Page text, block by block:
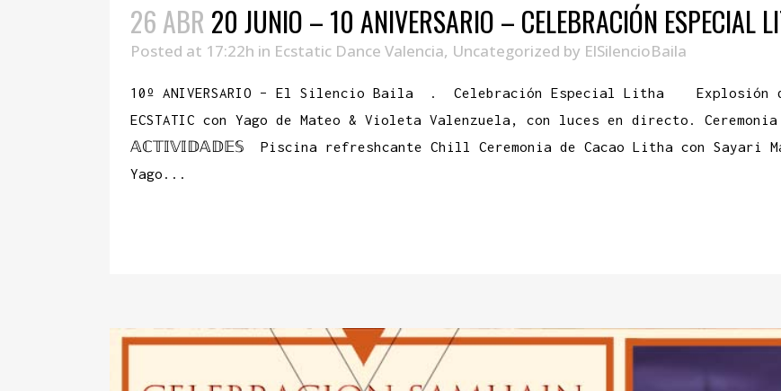
26 ABR 20 JUNIO – 10 ANIVERSARIO – CELEBRACIÓN ESPECIAL
Posted at 17:22h in Ecstatic Dance Valencia, Uncategorized by ElSilencioBaila
10º ANIVERSARIO – El Silencio Baila . Celebración Especial Litha Explosión de
ECSTATIC con Yago de Mateo & Violeta Valenzuela, con luces en directo.
𝔸ℂ𝕋𝕀𝕍𝕀𝔻𝔸𝔻𝔼𝕊 Piscina refreshcante Chill Ceremonia de Cacao Litha con Sayari Mati
Yago...